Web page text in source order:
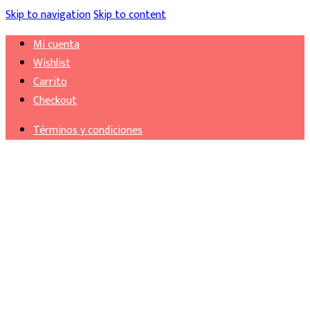
Skip to navigationSkip to content
Mi cuenta
Wishlist
Carrito
Checkout
Términos y condiciones